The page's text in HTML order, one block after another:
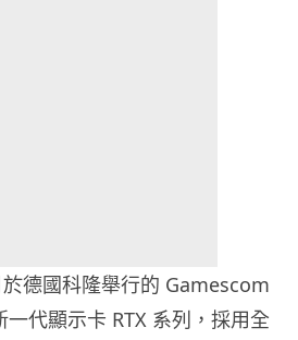
德國科隆舉行的 Gamescom
代顯示卡 RTX 系列，採用全